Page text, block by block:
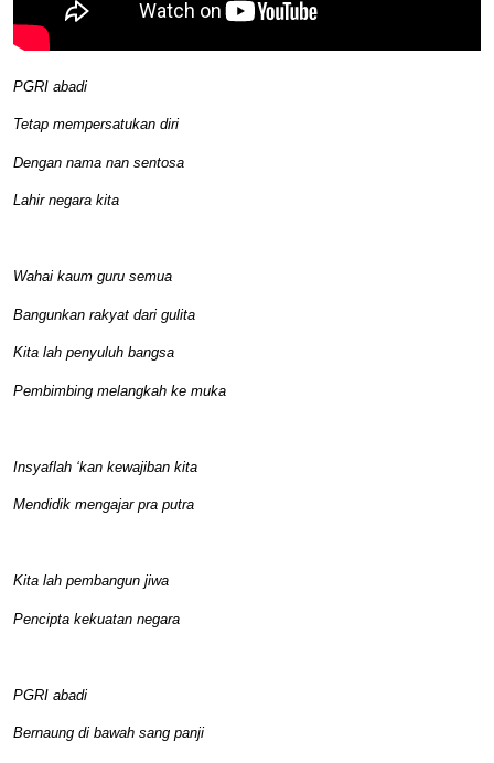
PGRI abadi
Tetap mempersatukan diri
Dengan nama nan sentosa
Lahir negara kita
Wahai kaum guru semua
Bangunkan rakyat dari gulita
Kita lah penyuluh bangsa
Pembimbing melangkah ke muka
Insyaflah ‘kan kewajiban kita
Mendidik mengajar pra putra
Kita lah pembangun jiwa
Pencipta kekuatan negara
PGRI abadi
Bernaung di bawah sang panji